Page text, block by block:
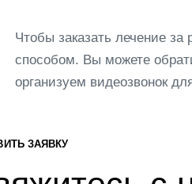
Чтобы заказать лечение
способом. Вы можете
организуем видеозвонок
ЗАЯВКУ